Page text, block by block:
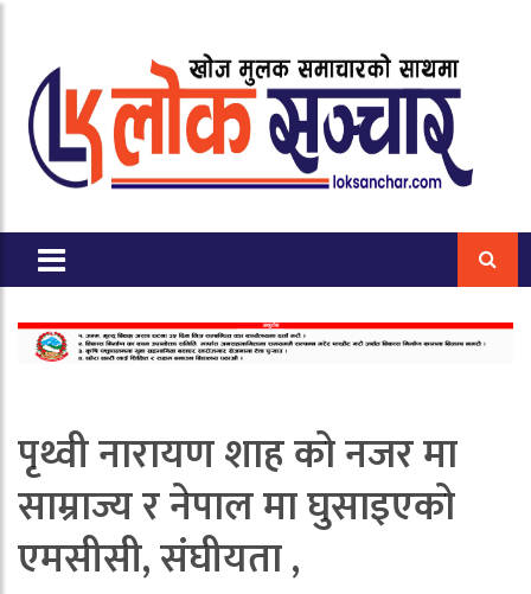
पृथ्वी नारायण शाह को नजर मा
साम्राज्य र नेपाल मा घुसाइएको
एमसीसी, संघीयता ,